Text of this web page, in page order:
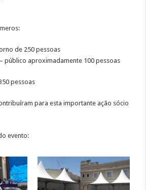
de 250 pessoas
público aproximadamente 100 pessoas
pessoas
para esta importante ação sócio
evento: